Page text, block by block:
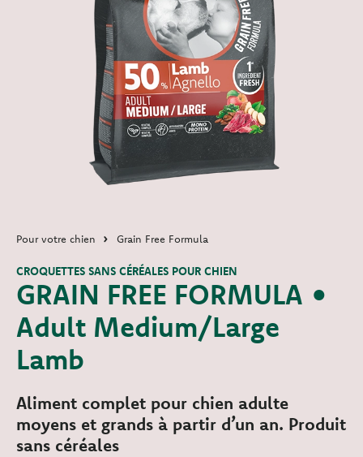
Pour votre chien Grain Free Formula
GRAIN FREE FORMULA •
Adult Medium/Large
Lamb
CROQUETTES SANS CÉRÉALES POUR CHIEN
Aliment complet pour chien adulte
moyens et grands à partir d’un an. Produit
sans céréales